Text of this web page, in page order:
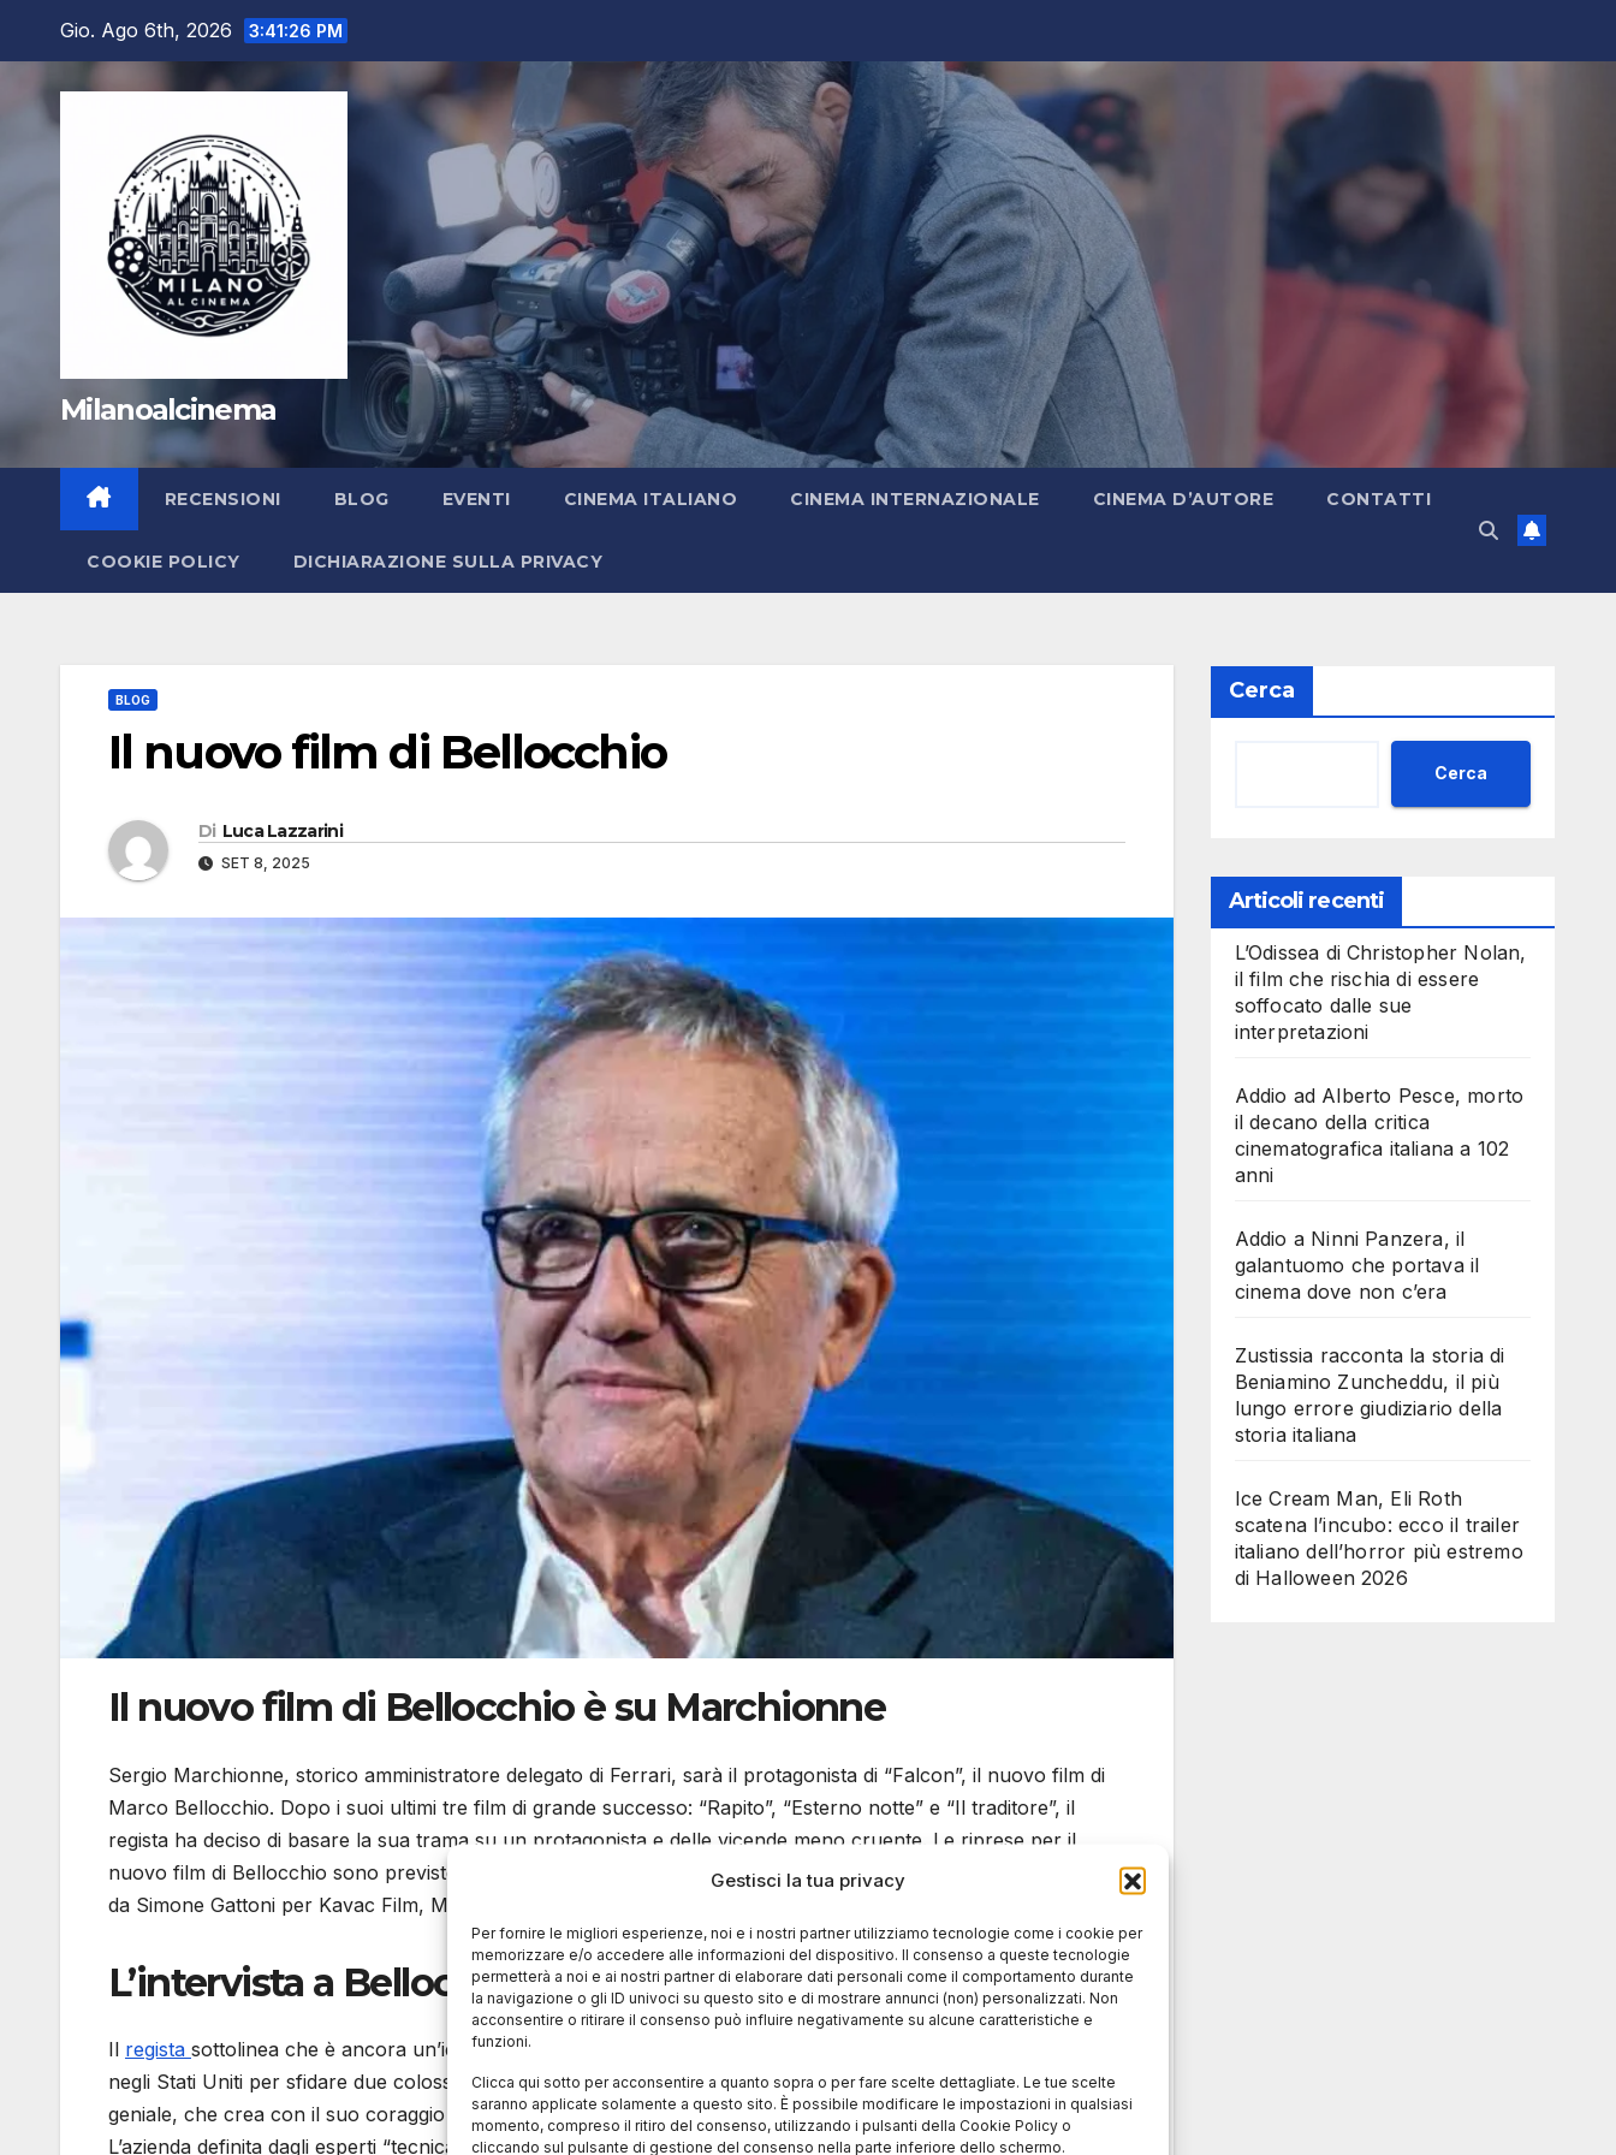
Gestisci la tua privacy
Per fornire le migliori esperienze, noi e i nostri partner utilizziamo tecnologie come i cookie per
memorizzare e/o accedere alle informazioni del dispositivo. Il consenso a queste tecnologie
permetterà a noi e ai nostri partner di elaborare dati personali come il comportamento durante
la navigazione o gli ID univoci su questo sito e di mostrare annunci (non) personalizzati. Non
acconsentire o ritirare il consenso può influire negativamente su alcune caratteristiche e
funzioni.
Clicca qui sotto per acconsentire a quanto sopra o per fare scelte dettagliate. Le tue scelte
saranno applicate solamente a questo sito. È possibile modificare le impostazioni in qualsiasi
momento, compreso il ritiro del consenso, utilizzando i pulsanti della Cookie Policy o
cliccando sul pulsante di gestione del consenso nella parte inferiore dello schermo.
contenuto
Gio. Ago 6th, 2026 3:41:28 PM
Milanoalcinema
RECENSIONI BLOG EVENTI CINEMA ITALIANO CINEMA INTERNAZIONALE CINEMA D’AUTORE CONTATTI
COOKIE POLICY DICHIARAZIONE SULLA PRIVACY
BLOG
Il nuovo film di Bellocchio
Di Luca Lazzarini
SET 8, 2025
Il nuovo film di Bellocchio è su Marchionne
Sergio Marchionne, storico amministratore delegato di Ferrari, sarà il protagonista di “Falcon”, il nuovo film di
Marco Bellocchio. Dopo i suoi ultimi tre film di grande successo: “Rapito”, “Esterno notte” e “Il traditore”, il
regista ha deciso di basare la sua trama su un protagonista e delle vicende meno cruente. Le riprese per il
nuovo film di Bellocchio sono previste per il 2026 e saranno girate in Italia, Stati Uniti e Canada. Sarà prodotto
da Simone Gattoni per Kavac Film, Mattia Mor per Emotion Network e Rai Cinema
L’intervista a Bellocchio
Il regista sottolinea che è ancora un’idea da sviluppare, anche se molto interessante. Il protagonista che va
negli Stati Uniti per sfidare due colossi come GM e Chrysler e vincere piace molto a Bellocchio. È un italiano
geniale, che crea con il suo coraggio ma anche con la sua spietatezza come quando ha salvato la FIAT.
L’azienda definita dagli esperti “tecnicamente fallita” rifiorisce grazie all’intervento di Marchionne e del maggiore
Cerca
Cerca
Articoli recenti
L’Odissea di Christopher Nolan,
il film che rischia di essere
soffocato dalle sue
interpretazioni
Addio ad Alberto Pesce, morto
il decano della critica
cinematografica italiana a 102
anni
Addio a Ninni Panzera, il
galantuomo che portava il
cinema dove non c’era
Zustissia racconta la storia di
Beniamino Zuncheddu, il più
lungo errore giudiziario della
storia italiana
Ice Cream Man, Eli Roth
scatena l’incubo: ecco il trailer
italiano dell’horror più estremo
di Halloween 2026